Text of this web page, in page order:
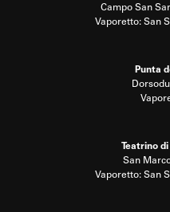
Campo San
Vaporetto: San
Punta
Teatrino
San
Vaporetto: San